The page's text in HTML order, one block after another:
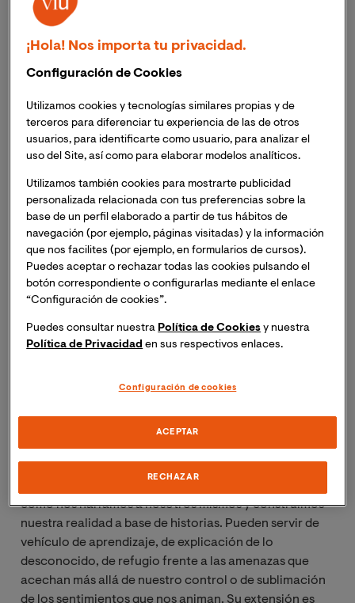
Videonoticia Eduardo Jordá VIU
Contar historias es una característica que nos define
como nos narramos a nosotros mismos y construimos
nuestra realidad a base de historias. Pueden servir de
vehículo de aprendizaje, de explicación de lo
desconocido, de refugio frente a las amenazas que
acechan más allá de nuestro control o de sublimación
de los sentimientos que nos animan. Su extensión es
¡Hola! Nos importa tu privacidad.
Configuración de Cookies
Utilizamos cookies y tecnologías similares propias y de
terceros para diferenciar tu experiencia de las de otros
usuarios, para identificarte como usuario, para analizar el
uso del Site, así como para elaborar modelos analíticos.
Utilizamos también cookies para mostrarte publicidad
personalizada relacionada con tus preferencias sobre la
base de un perfil elaborado a partir de tus hábitos de
navegación (por ejemplo, páginas visitadas) y la información
que nos facilites (por ejemplo, en formularios de cursos).
Puedes aceptar o rechazar todas las cookies pulsando el
botón correspondiente o configurarlas mediante el enlace
“Configuración de cookies”.
Puedes consultar nuestra Política de Cookies y nuestra
Política de Privacidad en sus respectivos enlaces.
Configuración de cookies
RECHAZAR
ACEPTAR